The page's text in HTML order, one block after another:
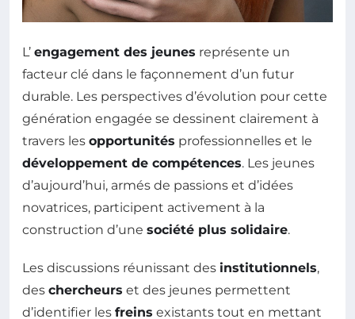
L’ engagement des jeunes représente un
facteur clé dans le façonnement d’un futur
durable. Les perspectives d’évolution pour cette
génération engagée se dessinent clairement à
travers les opportunités professionnelles et le
développement de compétences. Les jeunes
d’aujourd’hui, armés de passions et d’idées
novatrices, participent activement à la
construction d’une société plus solidaire.
Les discussions réunissant des institutionnels,
des chercheurs et des jeunes permettent
d’identifier les freins existants tout en mettant